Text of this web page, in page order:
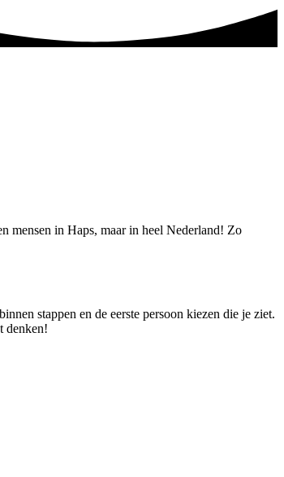
mensen in Haps, maar in heel Nederland! Zo
stappen en de eerste persoon kiezen die je ziet.
denken!